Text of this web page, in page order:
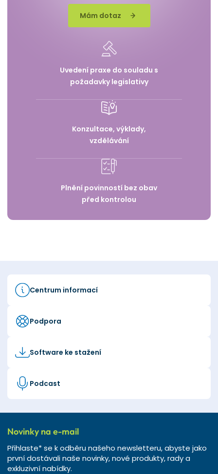
Mám dotaz
Uvedení praxe do souladu s
požadavky legislativy
Konzultace, výklady,
vzdělávání
Plnění povinností bez obav
před kontrolou
Centrum informací
Podpora
Software ke stažení
Podcast
Novinky na e-mail
Přihlaste* se k odběru našeho newsletteru, abyste jako
první dostávali naše novinky, nové produkty, rady a
exkluzivní nabídky.